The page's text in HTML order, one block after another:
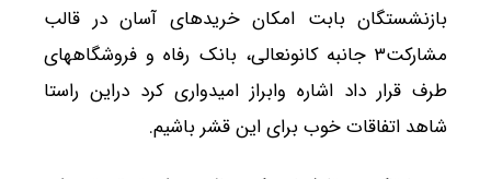
بازنشستگان بابت امکان خریدهای آسان در قالب
مشارکت۳ جانبه کانونعالی، بانک رفاه و فروشگاههای
طرف قرار داد اشاره وابراز امیدواری کرد دراین راستا
شاهد اتفاقات خوب برای این قشر باشیم.